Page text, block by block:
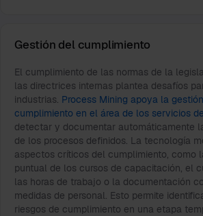
Gestión del cumplimiento
El cumplimiento de las normas de la
las directrices internas plantea desafíos
industrias. Process Mining apoya la
cumplimiento en el área de los servicios
detectar y documentar automáticamente
de los procesos definidos. La tecnología
aspectos críticos del cumplimiento, como
puntual de los cursos de capacitación, el
las horas de trabajo o la documentación
medidas de personal. Esto permite
riesgos de cumplimiento en una etapa